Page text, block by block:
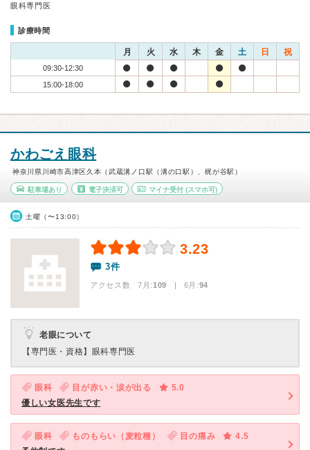
眼科専門医
診療時間
月 火 水 木 金 土 日 祝
09:30-12:30
15:00-18:00
かわごえ眼科
神奈川県川崎市高津区久本（武蔵溝ノ口駅（溝の口駅）、梶が谷駅）
駐車場あり 電子決済可 マイナ受付 (スマホ可)
土曜（〜13:00）
3.23
3件
アクセス数 7月:109 | 6月:94
老眼について
【専門医・資格】 眼科専門医
眼科 目が赤い・涙が出る
5.0
優しい女医先生です
眼科 ものもらい（麦粒種） 目の痛み
4.5